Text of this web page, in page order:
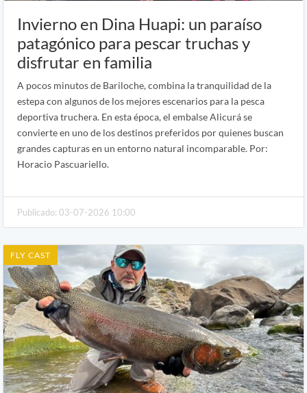
Invierno en Dina Huapi: un paraíso
patagónico para pescar truchas y
disfrutar en familia
A pocos minutos de Bariloche, combina la tranquilidad de la
estepa con algunos de los mejores escenarios para la pesca
deportiva truchera. En esta época, el embalse Alicurá se
convierte en uno de los destinos preferidos por quienes buscan
grandes capturas en un entorno natural incomparable. Por:
Horacio Pascuariello.
Publicado: 03-07-2026 10:00
FLY CAST